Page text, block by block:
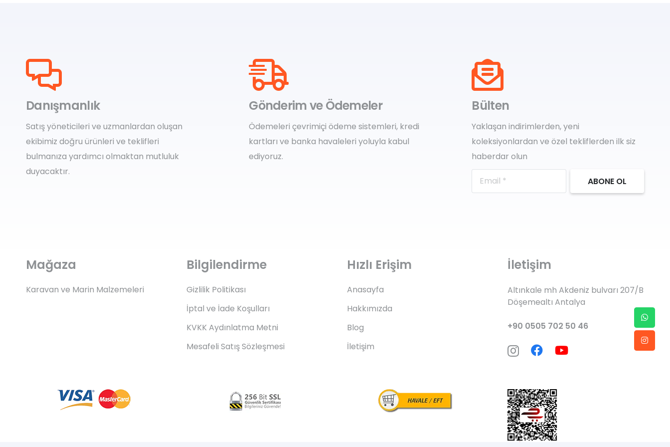
Danışmanlık
Satış yöneticileri ve uzmanlardan oluşan
ekibimiz doğru ürünleri ve teklifleri
bulmanıza yardımcı olmaktan mutluluk
duyacaktır.
Gönderim ve Ödemeler
Ödemeleri çevrimiçi ödeme sistemleri, kredi
kartları ve banka havaleleri yoluyla kabul
ediyoruz.
Bülten
Yaklaşan indirimlerden, yeni
koleksiyonlardan ve özel tekliflerden ilk siz
haberdar olun
ABONE OL
Mağaza
Karavan ve Marin Malzemeleri
Bilgilendirme
Gizlilik Politikası
İptal ve İade Koşulları
KVKK Aydınlatma Metni
Mesafeli Satış Sözleşmesi
Hızlı Erişim
Anasayfa
Hakkımızda
Blog
İletişim
İletişim
Altınkale mh Akdeniz bulvarı 207/B
Döşemealtı Antalya
+90 0505 702 50 46